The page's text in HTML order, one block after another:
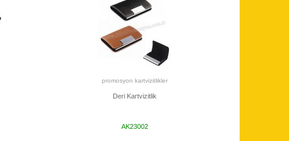
promosyon kartvizitlikler
Deri Kartvizitlik
AK23002